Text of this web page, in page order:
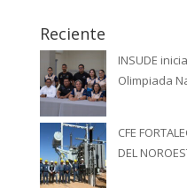
Reciente
INSUDE
Olimpiada
CFE
DEL